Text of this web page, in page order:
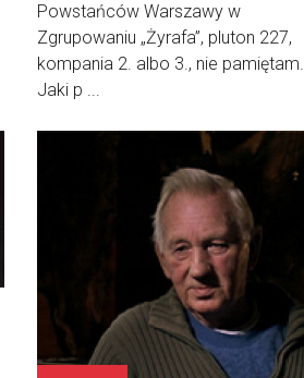
Powstańców Warszawy w
Zgrupowaniu „Żyrafa”, pluton 227,
kompania 2. albo 3., nie pamiętam.
Jaki p ...